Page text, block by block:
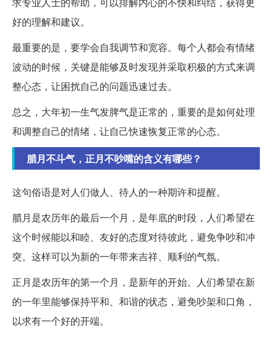
好的理解和建议。
最重要的是，要学会自我调节和宽容。每个人都会有情绪
波动的时候，关键是能够及时发现并采取积极的方式来调
整心态，让困扰自己的问题迅速过去。
总之，大年初一生气发脾气是正常的，重要的是如何处理
和调整自己的情绪，让自己快速恢复正常的心态。
腊月不斗气，正月不吵嘴的含义有哪些？
这句俗语是对人们做人、待人的一种期许和提醒。
腊月是农历年的最后一个月，是年底的时段，人们希望在
这个时候能以和睦、友好的态度对待彼此，避免争吵和冲
突。这样可以为新的一年带来吉祥、顺利的气氛。
正月是农历年的第一个月，是新年的开始。人们希望在新
的一年里能够保持平和、和谐的状态，避免吵架和口角，
以求有一个好的开端。